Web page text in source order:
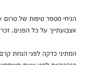
הניחי מספר טיפות של סרום
אצבועתייך על כל הפנים.
המתיני כדקה לפני הנחת